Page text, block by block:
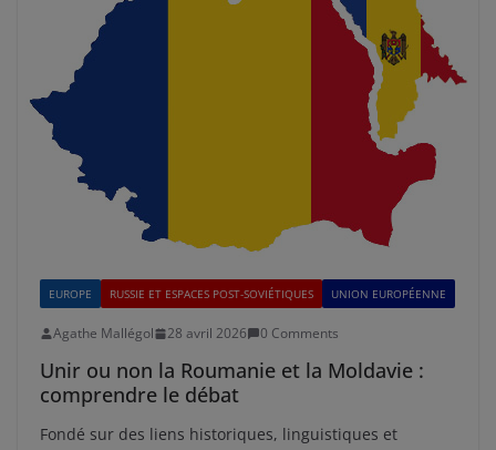
EUROPE RUSSIE ET ESPACES POST-SOVIÉTIQUES UNION EUROPÉENNE
Agathe Mallégol 28 avril 2026 0 Comments
Unir ou non la Roumanie et la Moldavie :
comprendre le débat
Fondé sur des liens historiques, linguistiques et